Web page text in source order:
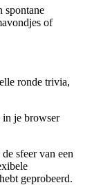
of
ronde trivia,
in je browser
sfeer van een
geprobeerd.